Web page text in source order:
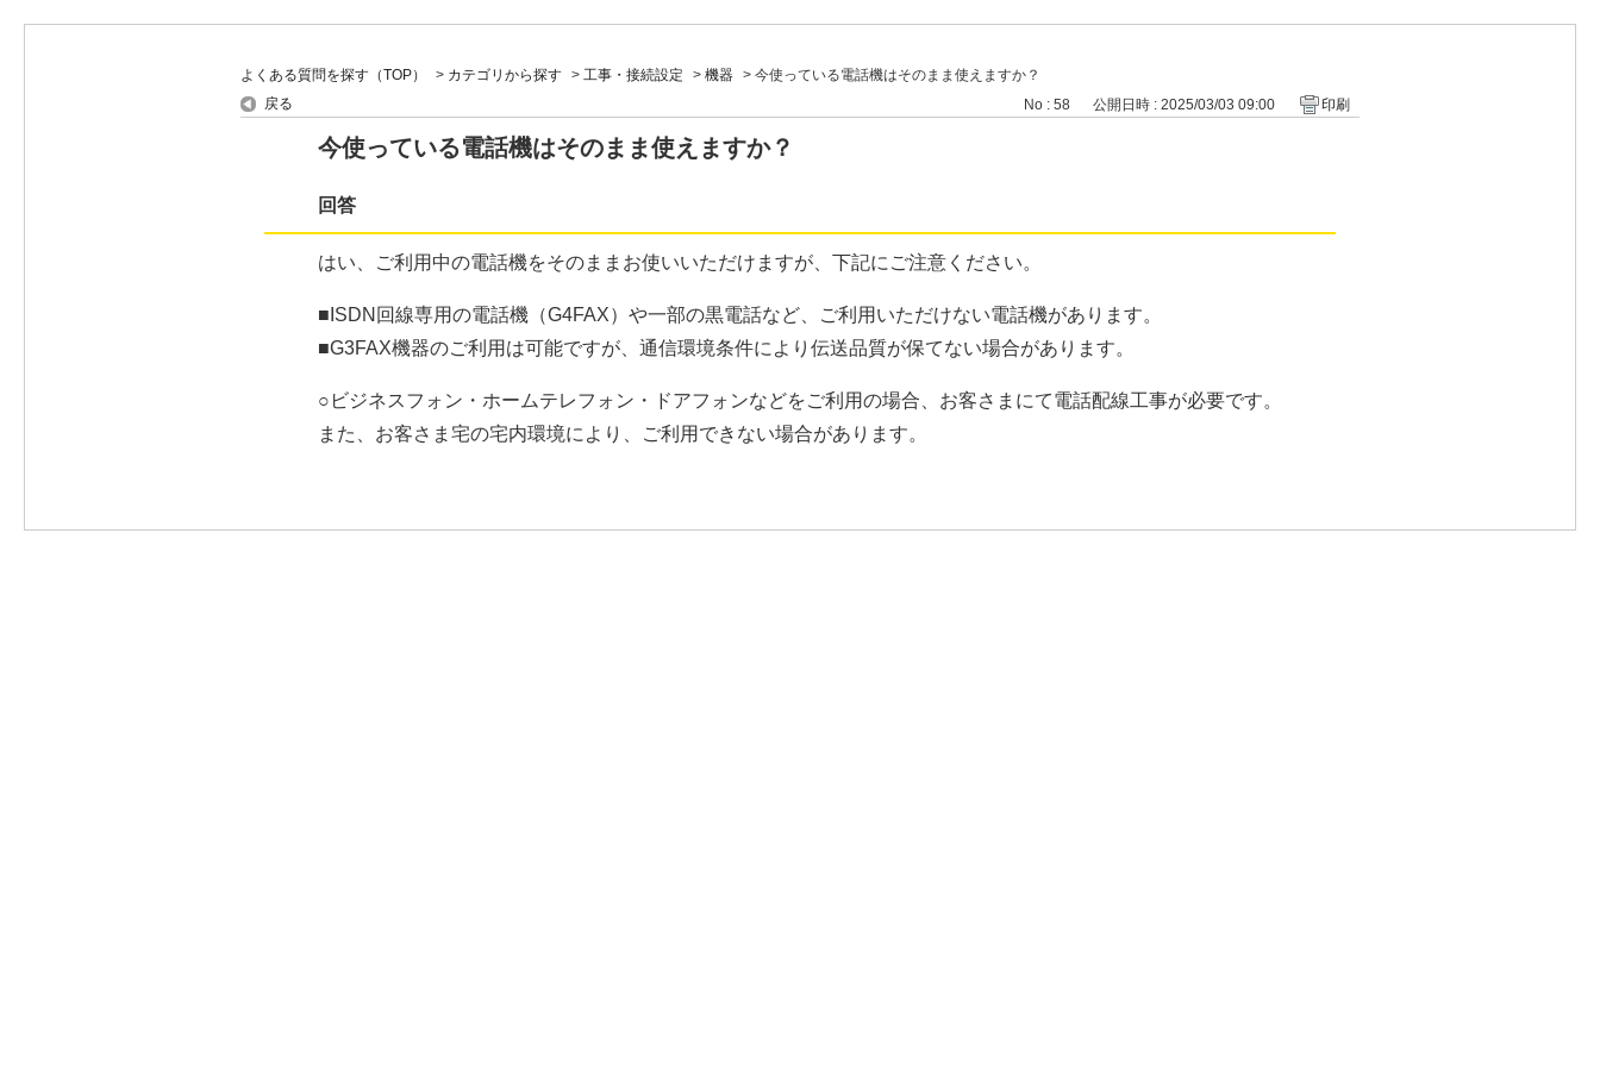
よくある質問を探す（TOP） > カテゴリから探す > 工事・接続設定 > 機器 > 今使っている電話機はそのまま使えますか？
戻る
No : 58 公開日時 : 2025/03/03 09:00 印刷
今使っている電話機はそのまま使えますか？
回答
はい、ご利用中の電話機をそのままお使いいただけますが、下記にご注意ください。
■ISDN回線専用の電話機（G4FAX）や一部の黒電話など、ご利用いただけない電話機があります。
■G3FAX機器のご利用は可能ですが、通信環境条件により伝送品質が保てない場合があります。
○ビジネスフォン・ホームテレフォン・ドアフォンなどをご利用の場合、お客さまにて電話配線工事が必要です。
また、お客さま宅の宅内環境により、ご利用できない場合があります。